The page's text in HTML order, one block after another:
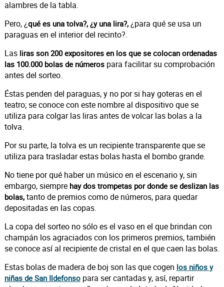
alambres de la tabla.
Pero, ¿qué es una tolva?, ¿y una lira?, ¿para qué se usa un
paraguas en el interior del recinto?.
Lasliras son 200 expositores en los que se colocan ordenadas
las 100.000 bolas de númerospara facilitar su comprobación
antes del sorteo.
Éstas penden del paraguas, y no por si hay goteras en el
teatro; se conoce con este nombre al dispositivo que se
utiliza para colgar las liras antes de volcar las bolas a la
tolva.
Por su parte, la tolva es un recipiente transparente que se
utiliza para trasladar estas bolas hasta el bombo grande.
No tiene por qué haber un músico en el escenario y, sin
embargo, siempre hay dos trompetas por donde se deslizan las
bolas,tanto de premios como de números, para quedar
depositadas en las copas.
La copa del sorteo no sólo es el vaso en el que brindan con
champán los agraciados con los primeros premios, también
se conoce así al recipiente de cristal en el que caen las bolas.
Estas bolas de madera de boj son las que cogen los niños y
niñas de San Ildefonsopara ser cantadas y, así, repartir